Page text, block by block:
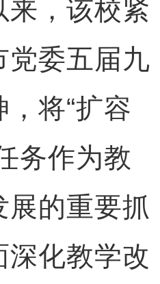
，该校紧
党委五届九
将“扩容
务作为教
展的重要抓
深化教学改